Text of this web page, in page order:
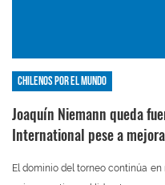
Chilenos por el mundo
Joaquín Niemann queda
International pese a
El dominio del torneo continúa